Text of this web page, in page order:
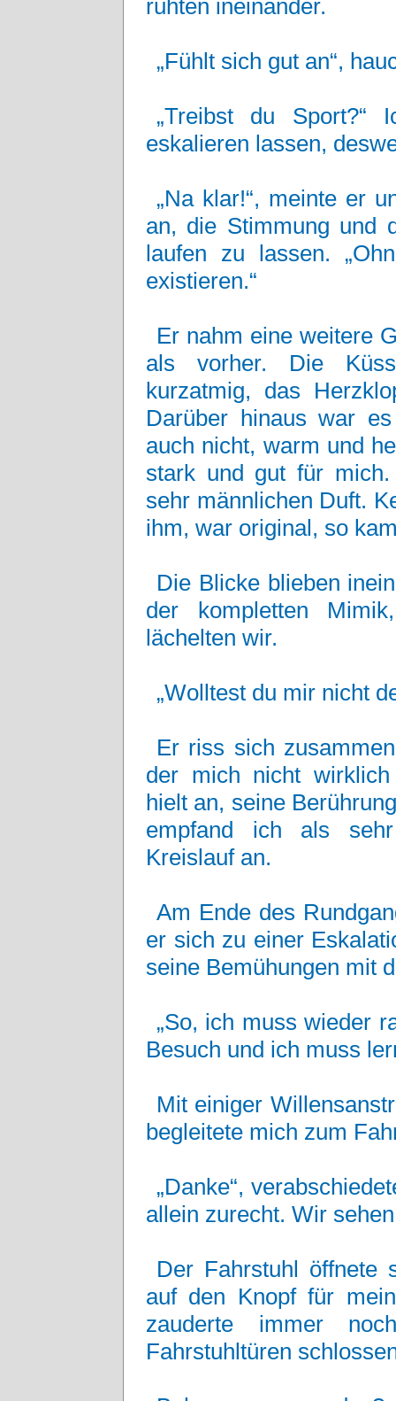
ruhten ineinander.
„Fühlt sich gut an“,
„Treibst du Sport?“
eskalieren lassen,
„Na klar!“, meinte er
an, die Stimmung und
laufen zu lassen.
existieren.“
Er nahm eine weitere
als vorher. Die
kurzatmig, das
Darüber hinaus war
auch nicht, warm und
stark und gut für
sehr männlichen Duft.
ihm, war original, so
Die Blicke blieben
der kompletten
lächelten wir.
„Wolltest du mir nicht
Er riss sich
der mich nicht
hielt an, seine
empfand ich als
Kreislauf an.
Am Ende des
er sich zu einer
seine Bemühungen mit
„So, ich muss wieder
Besuch und ich muss
Mit einiger
begleitete mich zum
„Danke“,
allein zurecht. Wir
Der Fahrstuhl öffnete
auf den Knopf für
zauderte immer
Fahrstuhltüren